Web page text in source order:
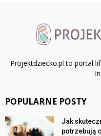
Projektdziecko.pl to portal
POPULARNE POSTY
Jak
potrzebują